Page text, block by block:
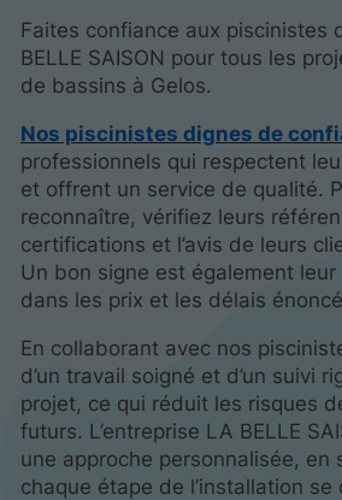
Faites confiance aux piscinistes
BELLE SAISON pour tous les
de bassins à Gelos.
Nos piscinistes dignes de
professionnels qui respectent
et offrent un service de qualité.
reconnaître, vérifiez leurs
certifications et l’avis de leurs
Un bon signe est également
dans les prix et les délais
En collaborant avec nos
d’un travail soigné et d’un suivi
projet, ce qui réduit les risques
futurs. L’entreprise LA BELLE
une approche personnalisée, en
chaque étape de l’installation